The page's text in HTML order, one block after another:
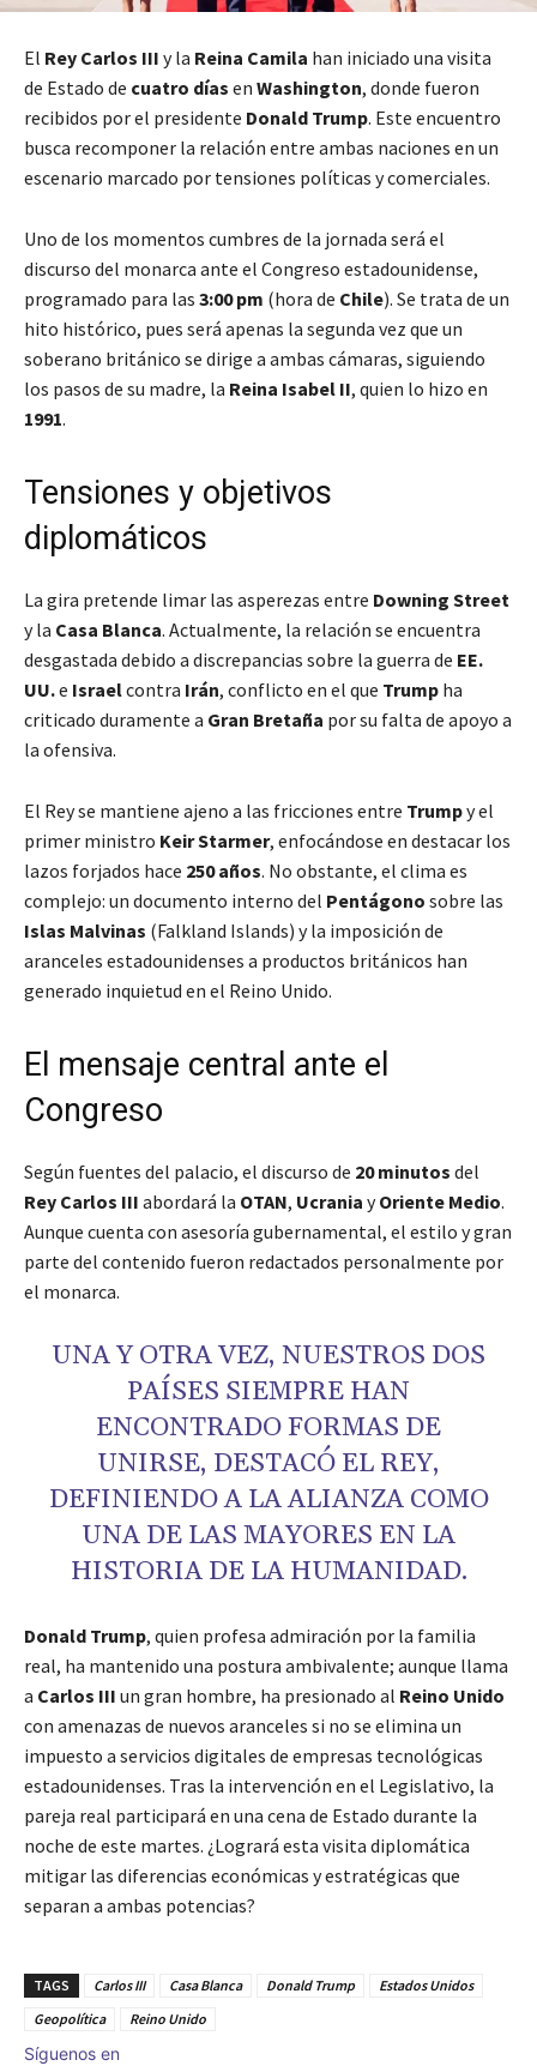
El Rey Carlos III y la Reina Camila han iniciado una visita
de Estado de cuatro días en Washington, donde fueron
recibidos por el presidente Donald Trump. Este encuentro
busca recomponer la relación entre ambas naciones en un
escenario marcado por tensiones políticas y comerciales.
Uno de los momentos cumbres de la jornada será el
discurso del monarca ante el Congreso estadounidense,
programado para las 3:00 pm (hora de Chile). Se trata de un
hito histórico, pues será apenas la segunda vez que un
soberano británico se dirige a ambas cámaras, siguiendo
los pasos de su madre, la Reina Isabel II, quien lo hizo en
1991.
Tensiones y objetivos
diplomáticos
La gira pretende limar las asperezas entre Downing Street
y la Casa Blanca. Actualmente, la relación se encuentra
desgastada debido a discrepancias sobre la guerra de EE.
UU.e Israelcontra Irán, conflicto en el que Trump ha
criticado duramente a Gran Bretaña por su falta de apoyo a
la ofensiva.
El Rey se mantiene ajeno a las fricciones entre Trumpy el
primer ministro Keir Starmer, enfocándose en destacar los
lazos forjados hace 250 años. No obstante, el clima es
complejo: un documento interno del Pentágono sobre las
Islas Malvinas (Falkland Islands) y la imposición de
aranceles estadounidenses a productos británicos han
generado inquietud en el Reino Unido.
El mensaje central ante el
Congreso
Según fuentes del palacio, el discurso de 20 minutos del
Rey Carlos III abordará la OTAN, Ucrania yOriente Medio.
Aunque cuenta con asesoría gubernamental, el estilo y gran
parte del contenido fueron redactados personalmente por
el monarca.
UNA Y OTRA VEZ, NUESTROS DOS
PAÍSES SIEMPRE HAN
ENCONTRADO FORMAS DE
UNIRSE, DESTACÓ EL REY,
DEFINIENDO A LA ALIANZA COMO
UNA DE LAS MAYORES EN LA
HISTORIA DE LA HUMANIDAD.
Donald Trump, quien profesa admiración por la familia
real, ha mantenido una postura ambivalente; aunque llama
a Carlos III un gran hombre, ha presionado al Reino Unido
con amenazas de nuevos aranceles si no se elimina un
impuesto a servicios digitales de empresas tecnológicas
estadounidenses. Tras la intervención en el Legislativo, la
pareja real participará en una cena de Estado durante la
noche de este martes. ¿Logrará esta visita diplomática
mitigar las diferencias económicas y estratégicas que
separan a ambas potencias?
TAGS Carlos III Casa Blanca Donald Trump
Estados Unidos
Geopolítica
Reino Unido
Síguenos en